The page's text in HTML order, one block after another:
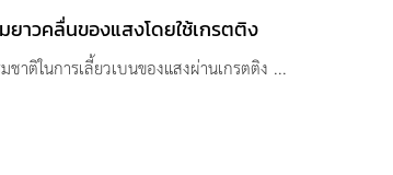
ยาวคลื่นของแสงโดยใช้เกรตติง
ชาติในการเลี้ยวเบนของแสงผ่านเกรตติง ...